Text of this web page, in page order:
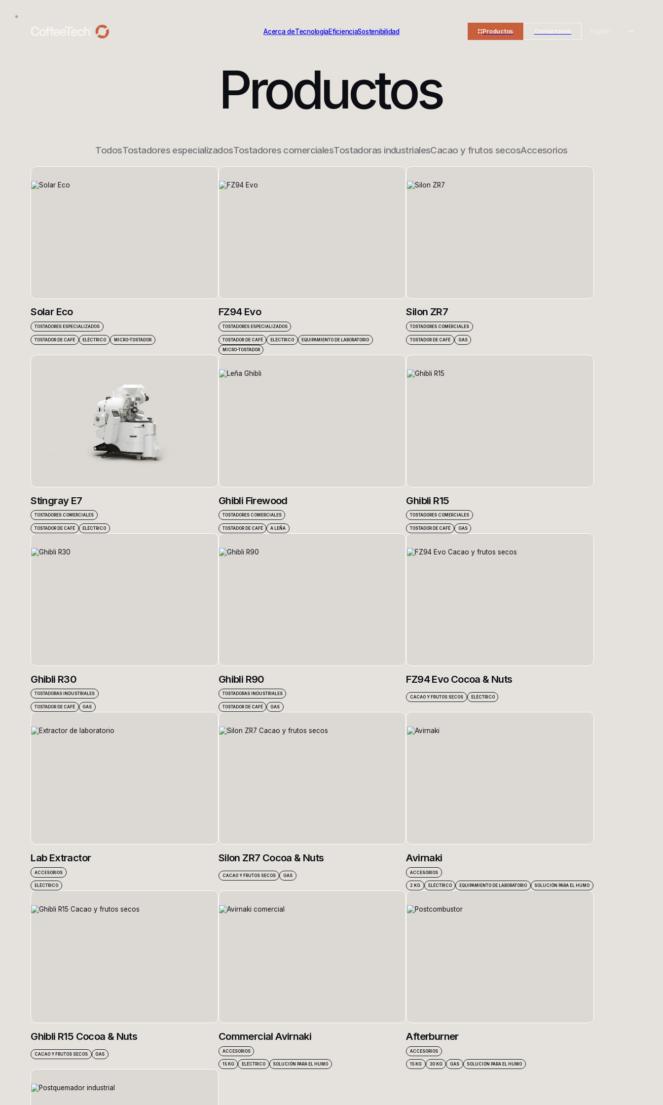
Acerca deTecnologíaEficienciaSostenibilidad Productos
TodosTostadores especializadosTostadores comercialesTostadoras industrialesCacao y frutos secosAccesorios
Productos
Solar Eco
TOSTADORES ESPECIALIZADOS
TOSTADOR DE CAFÉ ELÉCTRICO MICRO-TOSTADOR
FZ94 Evo
TOSTADORES ESPECIALIZADOS
TOSTADOR DE CAFÉ ELÉCTRICO EQUIPAMIENTO DE LABORATORIO
MICRO-TOSTADOR
Silon ZR7
TOSTADORES COMERCIALES
TOSTADOR DE CAFÉ GAS
Stingray E7
TOSTADORES COMERCIALES
TOSTADOR DE CAFÉ ELÉCTRICO
Ghibli Firewood
TOSTADORES COMERCIALES
TOSTADOR DE CAFÉ A LEÑA
Ghibli R15
TOSTADORES COMERCIALES
TOSTADOR DE CAFÉ GAS
Ghibli R30
TOSTADORAS INDUSTRIALES
TOSTADOR DE CAFÉ GAS
Ghibli R90
TOSTADORAS INDUSTRIALES
TOSTADOR DE CAFÉ GAS
FZ94 Evo Cocoa & Nuts
CACAO Y FRUTOS SECOS ELÉCTRICO
Lab Extractor
ACCESORIOS
ELÉCTRICO
Silon ZR7 Cocoa & Nuts
CACAO Y FRUTOS SECOS GAS
Avirnaki
ACCESORIOS
2 KG ELÉCTRICO EQUIPAMIENTO DE LABORATORIO SOLUCIÓN PARA EL HUMO
Ghibli R15 Cocoa & Nuts
CACAO Y FRUTOS SECOS GAS
Commercial Avirnaki
ACCESORIOS
15 KG ELÉCTRICO SOLUCIÓN PARA EL HUMO
Afterburner
ACCESORIOS
15 KG 30 KG GAS SOLUCIÓN PARA EL HUMO